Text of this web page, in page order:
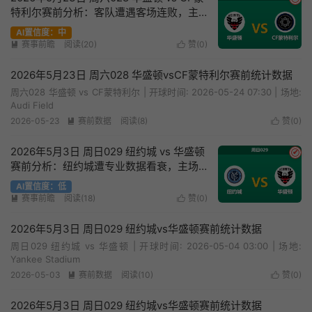
特利尔赛前分析：客队遭遇客场连败，主
胜数据为何持续走高？
AI置信度：中
 赞(0)
 赛事前瞻 阅读(20)
2026年5月23日 周六028 华盛顿vsCF蒙特利尔赛前统计数据
周六028 华盛顿 vs CF蒙特利尔 | 开球时间: 2026-05-24 07:30 | 场地:
Audi Field
 赞(0)
2026-05-23  赛前数据 阅读(8)
✔
2026年5月3日 周日029 纽约城 vs 华盛顿
赛前分析：纽约城遭专业数据看衰，主场
让步是否存在诱导风险？
AI置信度：低
 赞(0)
 赛事前瞻 阅读(18)
2026年5月3日 周日029 纽约城vs华盛顿赛前统计数据
周日029 纽约城 vs 华盛顿 | 开球时间: 2026-05-04 03:00 | 场地:
Yankee Stadium
 赞(0)
2026-05-03  赛前数据 阅读(10)
2026年5月3日 周日029 纽约城vs华盛顿赛前统计数据